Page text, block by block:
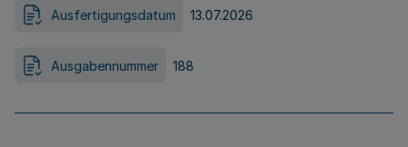
Ausfertigungsdatum 13.07.2026
Ausgabennummer 188